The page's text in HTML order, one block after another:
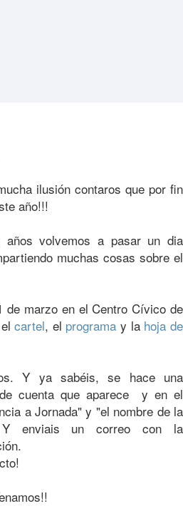
ilusión contaros que por fin
año!!!
años volvemos a pasar un dia
muchas cosas sobre el
de marzo en el Centro Cívico de
elcartel, el programa y la hoja de
Y ya sabéis, se hace una
cuenta que aparece y en el
a Jornada" y "el nombre de la
Y enviais un correo con la